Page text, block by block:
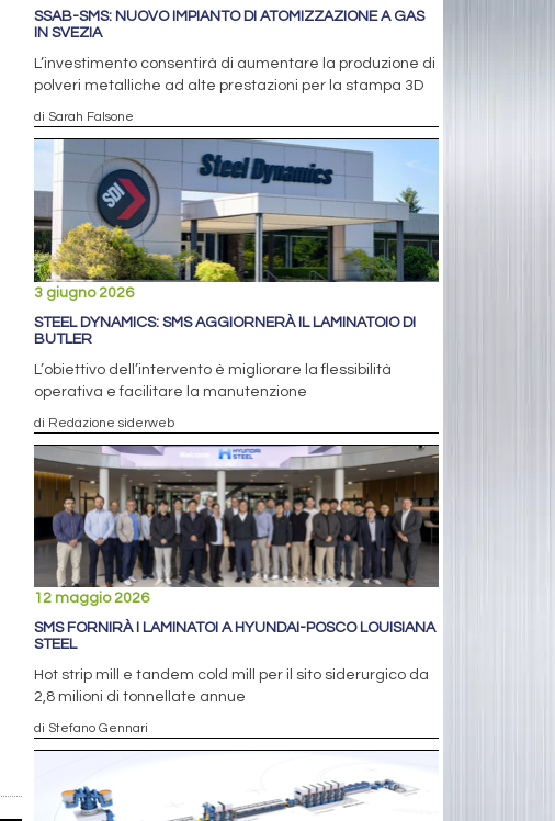
SSAB-SMS: NUOVO IMPIANTO DI ATOMIZZAZIONE A GAS
IN SVEZIA
L’investimento consentirà di aumentare la produzione di
polveri metalliche ad alte prestazioni per la stampa 3D
di Sarah Falsone
3 giugno 2026
STEEL DYNAMICS: SMS AGGIORNERÀ IL LAMINATOIO DI
BUTLER
L’obiettivo dell’intervento è migliorare la flessibilità
operativa e facilitare la manutenzione
di Redazione siderweb
12 maggio 2026
SMS FORNIRÀ I LAMINATOI A HYUNDAI-POSCO LOUISIANA
STEEL
Hot strip mill e tandem cold mill per il sito siderurgico da
2,8 milioni di tonnellate annue
di Stefano Gennari